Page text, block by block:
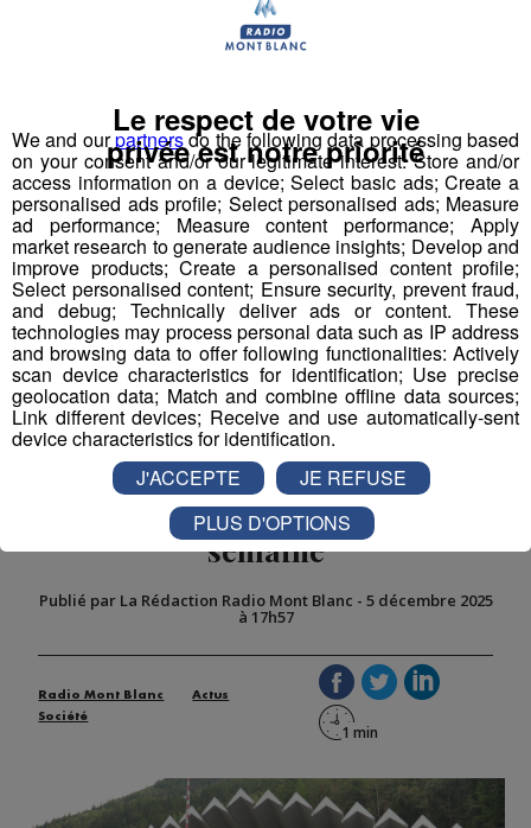
Chamonix : le tunnel du Mont-
Blanc rouvrira à la fin de la
semaine
Publié par La Rédaction Radio Mont Blanc - 5 décembre 2025
à 17h57
Radio Mont Blanc
Actus
Société
We and ourpartnersdo the following data processing based
on your consent and/or our legitimate interest: Store and/or
access information on a device; Select basic ads; Create a
personalised ads profile; Select personalised ads; Measure
ad performance; Measure content performance; Apply
market research to generate audience insights; Develop and
improve products; Create a personalised content profile;
Select personalised content; Ensure security, prevent fraud,
and debug; Technically deliver ads or content. These
technologies may process personal data such as IP address
and browsing data to offer following functionalities: Actively
scan device characteristics for identification; Use precise
geolocation data; Match and combine offline data sources;
Link different devices; Receive and use automatically-sent
device characteristics for identification.
Le respect de votre vie
privée est notre priorité
J'ACCEPTE
JE REFUSE
PLUS D'OPTIONS